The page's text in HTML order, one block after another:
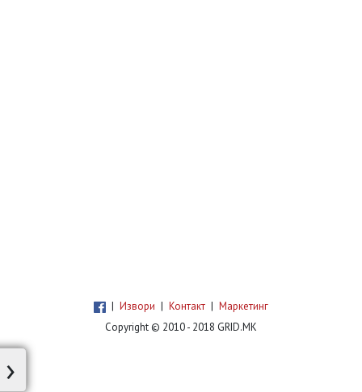
| Извори | Контакт | Маркетинг
Copyright © 2010 - 2018 GRID.MK
›